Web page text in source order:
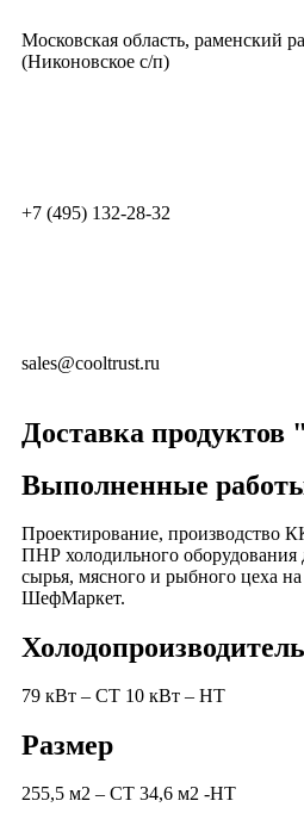
Московская область, раменский
(Никоновское с/п)
+7 (495) 132-28-32
sales@cooltrust.ru
Доставка
Выполненные
Проектирование, производство
ПНР холодильного оборудования
сырья, мясного и рыбного цеха
ШефМаркет.
79 кВт – СТ 10 кВт – НТ
Размер
255,5 м2 – СТ 34,6 м2 -НТ